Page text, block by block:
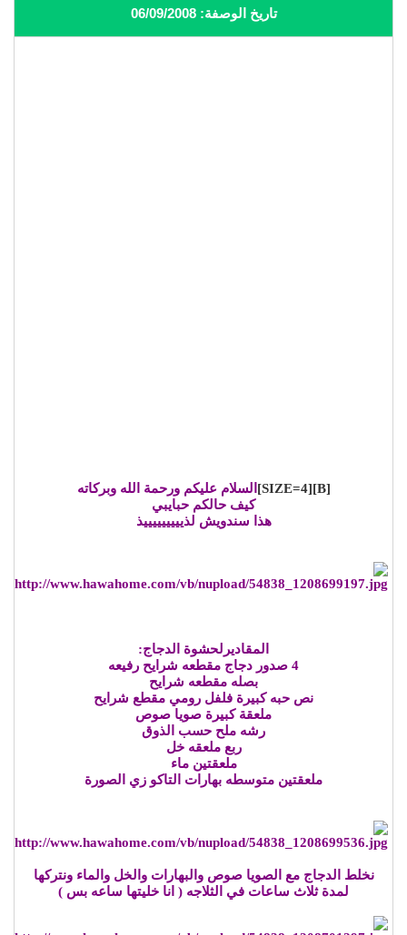
تاريخ الوصفة: 06/09/2008
[B][SIZE=4]
السلام عليكم ورحمة الله وبركاته
كيف حالكم حبايبي
هذا سندويش لذيييييييييذ
المقاديرلحشوة الدجاج:
4 صدور دجاج مقطعه شرايح رفيعه
بصله مقطعه شرايح
نص حبه كبيرة فلفل رومي مقطع شرايح
ملعقة كبيرة صويا صوص
رشه ملح حسب الذوق
ربع ملعقه خل
ملعقتين ماء
ملعقتين متوسطه بهارات التاكو زي الصورة
نخلط الدجاج مع الصويا صوص والبهارات والخل والماء ونتركها
لمدة ثلاث ساعات في الثلاجه ( انا خليتها ساعه بس )